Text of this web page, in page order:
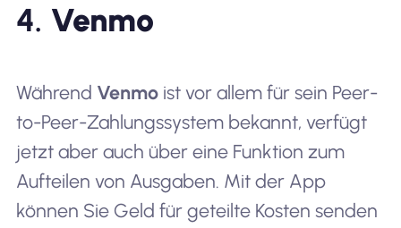
4. Venmo
Während Venmoist vor allem für sein Peer-
to-Peer-Zahlungssystem bekannt, verfügt
jetzt aber auch über eine Funktion zum
Aufteilen von Ausgaben. Mit der App
können Sie Geld für geteilte Kosten senden